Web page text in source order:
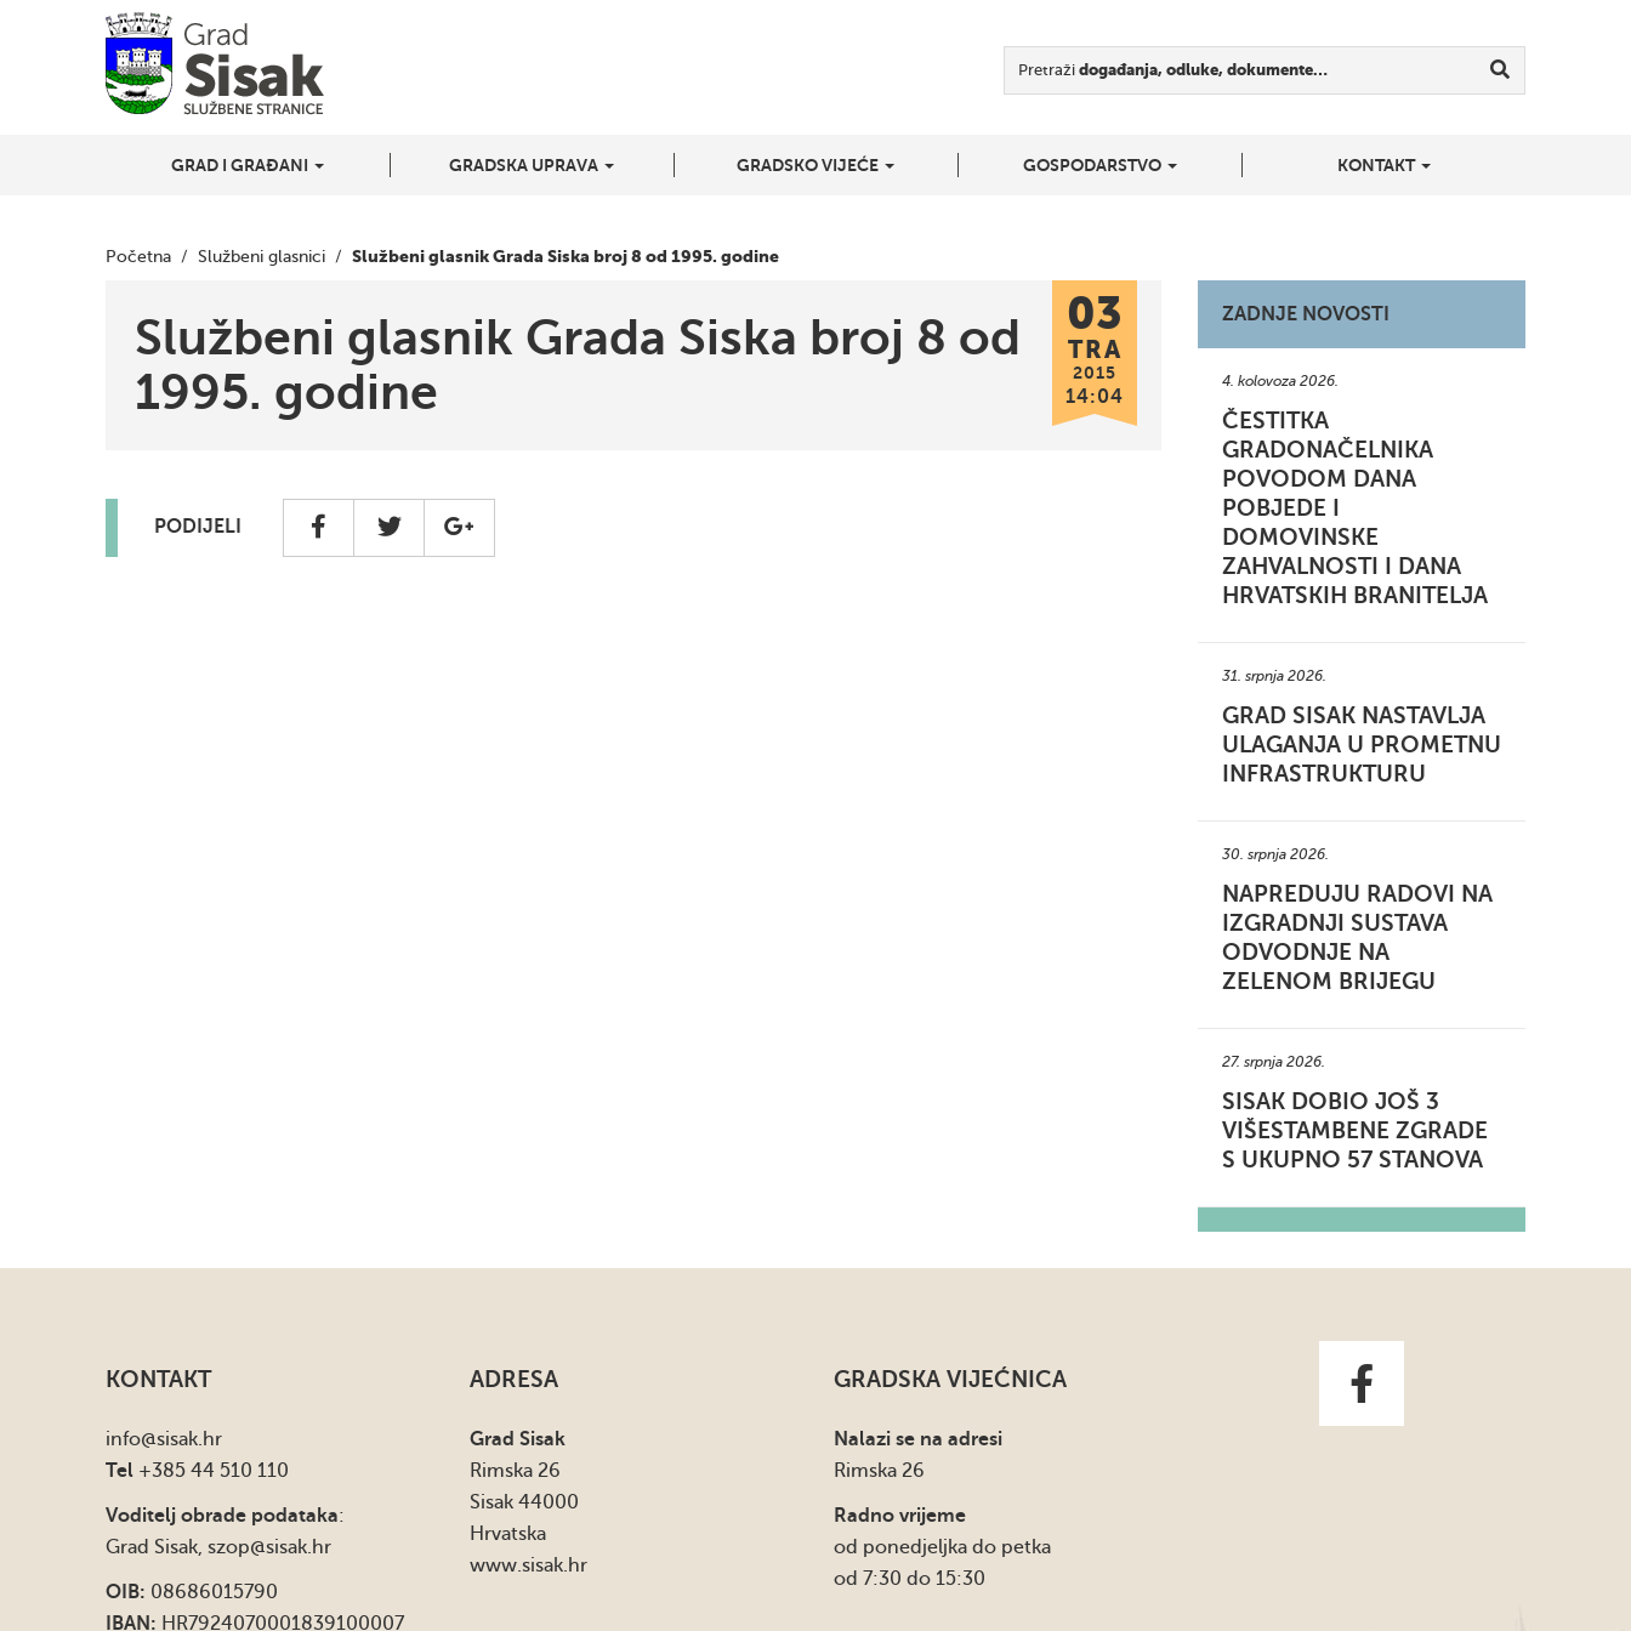
Pretraži događanja, odluke, dokumente…
GRAD I GRAĐANI GRADSKA UPRAVA GRADSKO VIJEĆE GOSPODARSTVO KONTAKT
Početna / Službeni glasnici / Službeni glasnik Grada Siska broj 8 od 1995. godine
Službeni glasnik Grada Siska broj 8 od
1995. godine
03
TRA
2015
14:04
PODIJELI
ZADNJE NOVOSTI
4. kolovoza 2026.
ČESTITKA
GRADONAČELNIKA
POVODOM DANA
POBJEDE I
DOMOVINSKE
ZAHVALNOSTI I DANA
HRVATSKIH BRANITELJA
31. srpnja 2026.
GRAD SISAK NASTAVLJA
ULAGANJA U PROMETNU
INFRASTRUKTURU
30. srpnja 2026.
NAPREDUJU RADOVI NA
IZGRADNJI SUSTAVA
ODVODNJE NA
ZELENOM BRIJEGU
27. srpnja 2026.
SISAK DOBIO JOŠ 3
VIŠESTAMBENE ZGRADE
S UKUPNO 57 STANOVA
KONTAKT
info@sisak.hr
Tel +385 44 510 110
Voditelj obrade podataka:
Grad Sisak, szop@sisak.hr
OIB: 08686015790
IBAN: HR7924070001839100007
ADRESA
Grad Sisak
Rimska 26
Sisak 44000
Hrvatska
www.sisak.hr
GRADSKA VIJEĆNICA
Nalazi se na adresi
Rimska 26
Radno vrijeme
od ponedjeljka do petka
od 7:30 do 15:30